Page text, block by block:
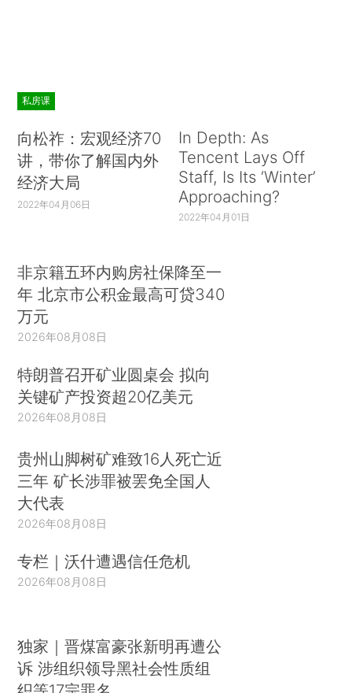
私房课
向松祚：宏观经济70
讲，带你了解国内外
经济大局
2022年04月06日
In Depth: As
Tencent Lays Off
Staff, Is Its ‘Winter’
Approaching?
2022年04月01日
非京籍五环内购房社保降至一
年 北京市公积金最高可贷340
万元
2026年08月08日
特朗普召开矿业圆桌会 拟向
关键矿产投资超20亿美元
2026年08月08日
贵州山脚树矿难致16人死亡近
三年 矿长涉罪被罢免全国人
大代表
2026年08月08日
专栏｜沃什遭遇信任危机
2026年08月08日
独家｜晋煤富豪张新明再遭公
诉 涉组织领导黑社会性质组